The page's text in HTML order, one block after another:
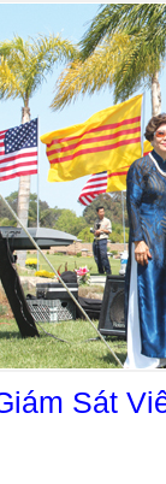
Sát